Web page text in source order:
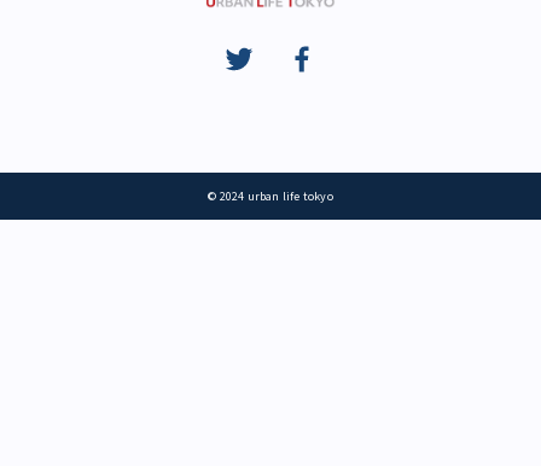
© 2024 urban life tokyo